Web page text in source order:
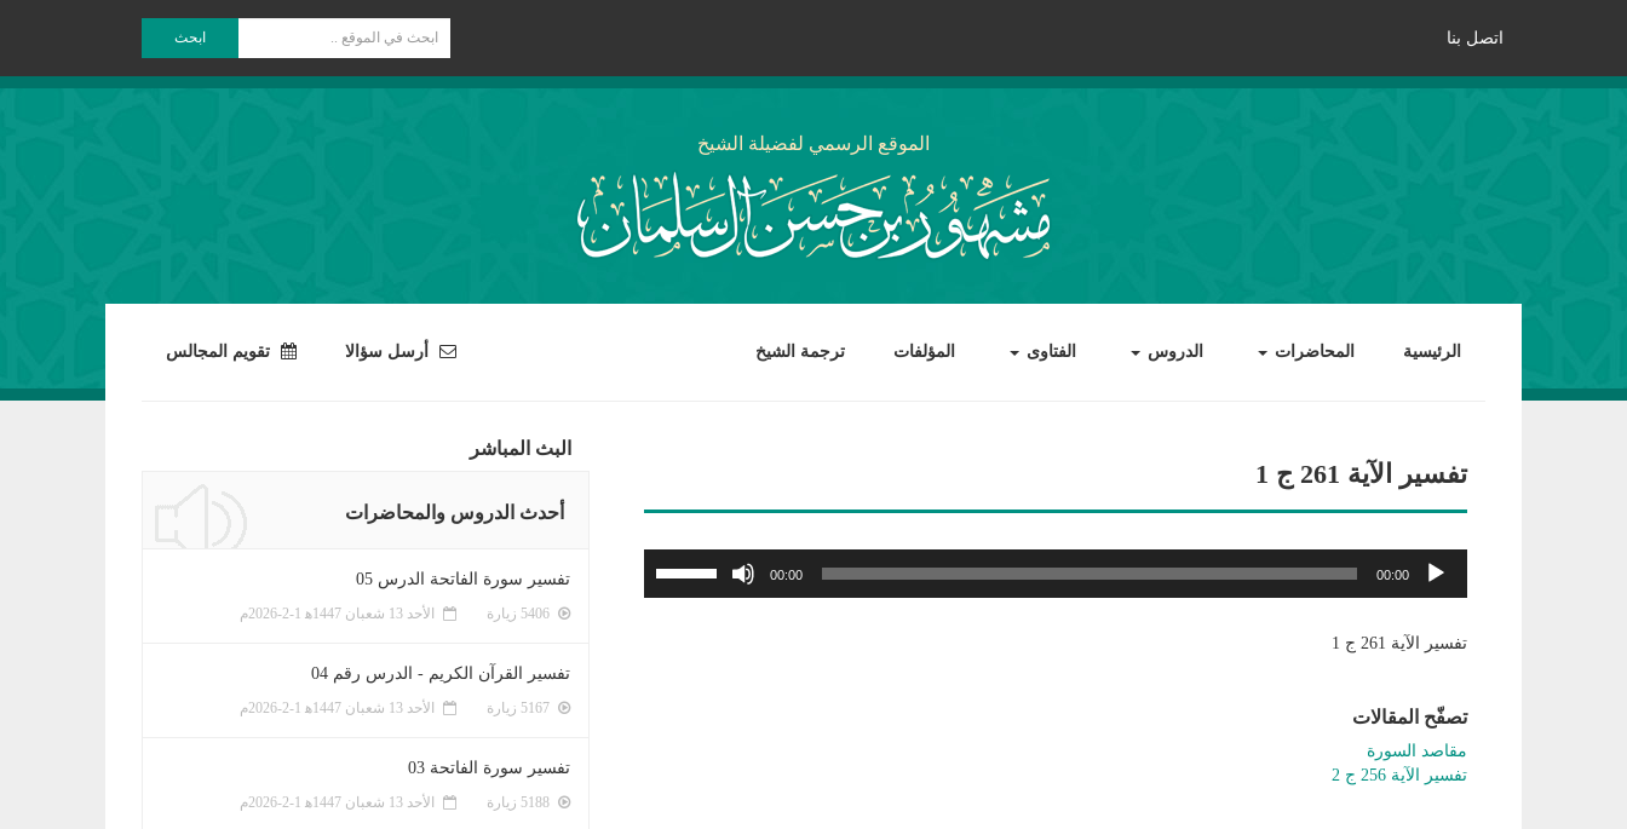
اتصل بنا ابحث
الموقع الرسمي لفضيلة الشيخ
الرئيسية المحاضرات الدروس الفتاوى المؤلفات ترجمة الشيخ أرسل سؤالا تقويم المجالس
تفسير الآية 261 ج 1
مشغل
الصوت
00:00
00:00
تفسير الآية 261 ج 1
تصفّح المقالات
مقاصد السورة
تفسير الآية 256 ج 2
البث المباشر
أحدث الدروس والمحاضرات
تفسير سورة الفاتحة الدرس 05
الأحد 13 شعبان 1447ﻫ 1-2-2026م
تفسير القرآن الكريم - الدرس رقم 04
الأحد 13 شعبان 1447ﻫ 1-2-2026م
تفسير سورة الفاتحة 03
الأحد 13 شعبان 1447ﻫ 1-2-2026م